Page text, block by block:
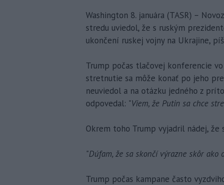
Washington 8. januára (TASR) –
stredu uviedol, že s ruským
ukončení ruskej vojny na Ukrajine,
Trump počas tlačovej konferencie
stretnutie sa môže konať po jeho
neuviedol a na otázku jedného z
odpovedal: "Viem, že Putin sa chce
Okrem toho Trump vyjadril nádej, že
"Dúfam, že sa skončí výrazne skôr ako
Trump počas kampane často